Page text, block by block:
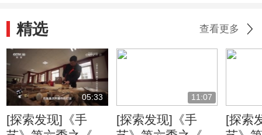
精选 查看更多
05:33
[探索发现]《手
11:07
[探索发现]《手
[探索